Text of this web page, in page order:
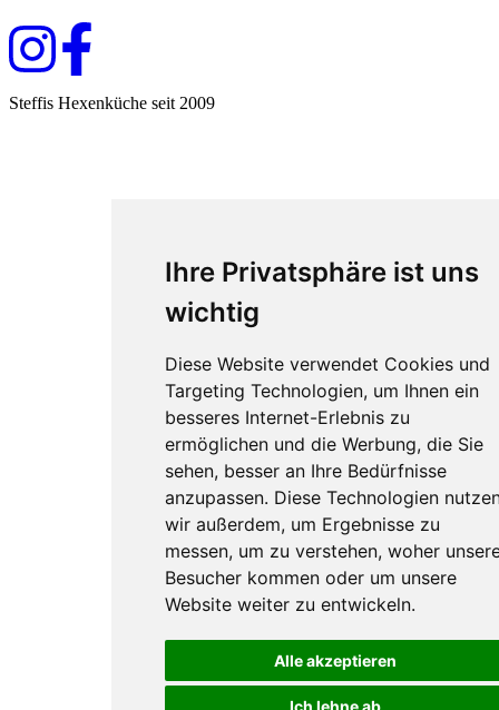
Ihre Privatsphäre ist uns
wichtig
Diese Website verwendet Cookies und
Targeting Technologien, um Ihnen ein
besseres Internet-Erlebnis zu
ermöglichen und die Werbung, die Sie
sehen, besser an Ihre Bedürfnisse
anzupassen. Diese Technologien
wir außerdem, um Ergebnisse zu
messen, um zu verstehen, woher
Besucher kommen oder um unsere
Website weiter zu entwickeln.
Alle akzeptieren
Ich lehne ab
Steffis Hexenküche seit 2009